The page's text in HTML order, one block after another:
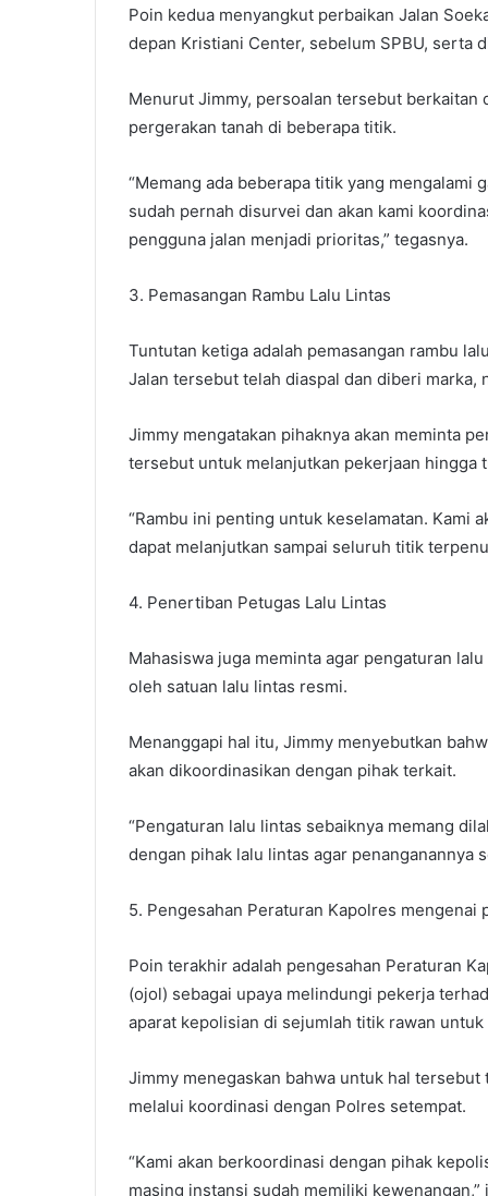
Poin kedua menyangkut perbaikan Jalan
depan Kristiani Center, sebelum SPBU, serta
Menurut Jimmy, persoalan tersebut berkaitan
pergerakan tanah di beberapa titik.
“Memang ada beberapa titik yang mengalami
sudah pernah disurvei dan akan kami
pengguna jalan menjadi prioritas,” tegasnya.
3. Pemasangan Rambu Lalu Lintas
Tuntutan ketiga adalah pemasangan rambu
Jalan tersebut telah diaspal dan diberi marka,
Jimmy mengatakan pihaknya akan meminta
tersebut untuk melanjutkan pekerjaan hingga
“Rambu ini penting untuk keselamatan. Kami
dapat melanjutkan sampai seluruh titik
4. Penertiban Petugas Lalu Lintas
Mahasiswa juga meminta agar pengaturan
oleh satuan lalu lintas resmi.
Menanggapi hal itu, Jimmy menyebutkan
akan dikoordinasikan dengan pihak terkait.
“Pengaturan lalu lintas sebaiknya memang
dengan pihak lalu lintas agar penanganannya
5. Pengesahan Peraturan Kapolres
Poin terakhir adalah pengesahan Peraturan
(ojol) sebagai upaya melindungi pekerja
aparat kepolisian di sejumlah titik rawan
Jimmy menegaskan bahwa untuk hal
melalui koordinasi dengan Polres setempat.
“Kami akan berkoordinasi dengan pihak
masing instansi sudah memiliki kewenangan,”